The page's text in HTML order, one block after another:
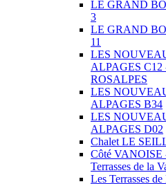
LE GRAND
3
LE GRAND
11
LES
ALPAGES C12
ROSALPES
LES
ALPAGES B34
LES
ALPAGES D02
Chalet LE
Côté VANOISE
Terrasses de la
Les Terrasses